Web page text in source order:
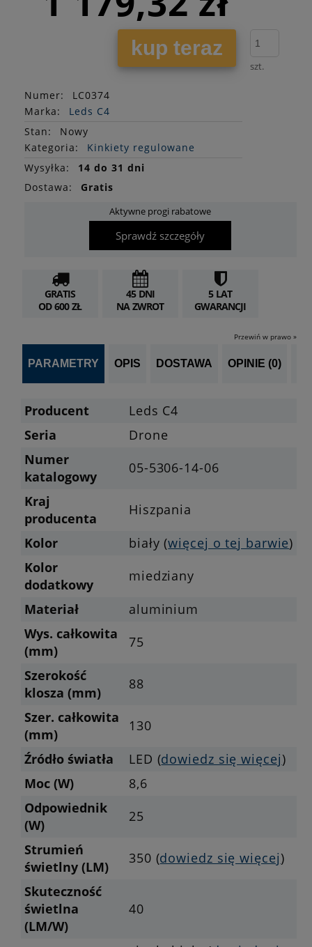
kup teraz
szt.
Numer:
LC0374
Marka:
Leds C4
Stan:
Nowy
Kategoria:
Kinkiety regulowane
Wysyłka:
14 do 31 dni
Dostawa:
Gratis
Aktywne progi rabatowe
Sprawdź szczegóły
GRATIS
OD 600 ZŁ
45 DNI
NA ZWROT
5 LAT
GWARANCJI
Przewiń w prawo »
PARAMETRY OPIS DOSTAWA OPINIE (0)
Producent
Leds C4
Seria
Drone
Numer
katalogowy
05-5306-14-06
Kraj
producenta
Hiszpania
Kolor
biały (więcej o tej barwie)
Kolor
dodatkowy
miedziany
Materiał
aluminium
Wys. całkowita
(mm)
75
Szerokość
klosza (mm)
88
Szer. całkowita
(mm)
130
Źródło światła
LED (dowiedz się więcej)
Moc (W)
8,6
Odpowiednik
(W)
25
Strumień
świetlny (LM)
350 (dowiedz się więcej)
Skuteczność
świetlna
(LM/W)
40